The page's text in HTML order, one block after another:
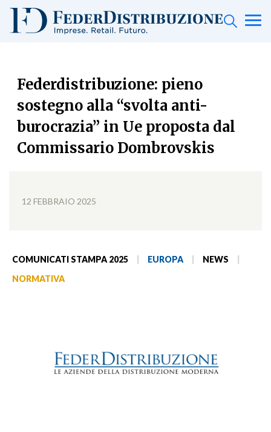
Federdistribuzione: pieno
sostegno alla “svolta anti-
burocrazia” in Ue proposta dal
Commissario Dombrovskis
12 FEBBRAIO 2025
COMUNICATI STAMPA 2025 EUROPA NEWS
NORMATIVA